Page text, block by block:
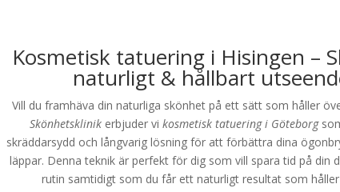
Kosmetisk tatuering i Hisingen –
naturligt & hållbart
Vill du framhäva din naturliga skönhet på ett sätt som håller
Skönhetsklinikerbjuder vi kosmetisk tatuering i Göteborg
skräddarsydd och långvarig lösning för att förbättra dina
läppar. Denna teknik är perfekt för dig som vill spara tid på din
rutin samtidigt som du får ett naturligt resultat som